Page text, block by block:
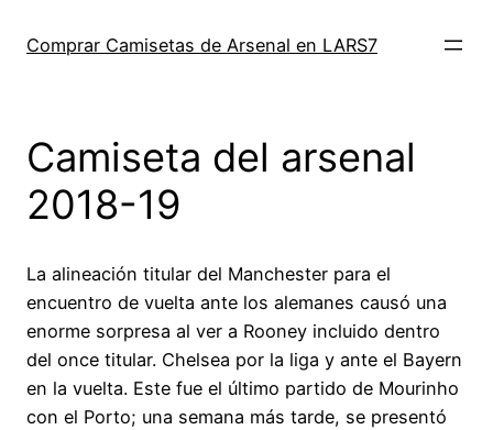
Comprar Camisetas de Arsenal en LARS7
Camiseta del arsenal
2018-19
La alineación titular del Manchester para el
encuentro de vuelta ante los alemanes causó una
enorme sorpresa al ver a Rooney incluido dentro
del once titular. Chelsea por la liga y ante el Bayern
en la vuelta. Este fue el último partido de Mourinho
con el Porto; una semana más tarde, se presentó